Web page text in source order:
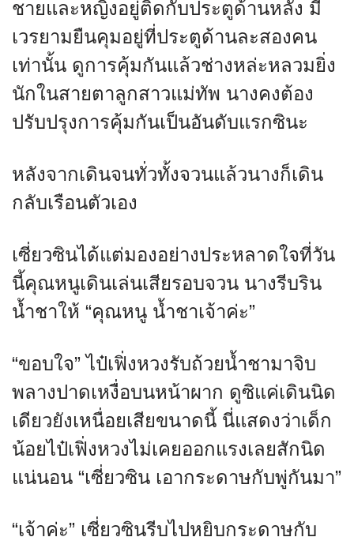
ชายและหญิงอยู่ติดกับประตูด้านหลัง มี
เวรยามยืนคุมอยู่ที่ประตูด้านละสองคน
เท่านั้น ดูการคุ้มกันแล้วช่างหล่ะหลวมยิ่ง
นักในสายตาลูกสาวแม่ทัพ นางคงต้อง
ปรับปรุงการคุ้มกันเป็นอันดับแรกซินะ
หลังจากเดินจนทั่วทั้งจวนแล้วนางก็เดิน
กลับเรือนตัวเอง
เซี่ยวซินได้แต่มองอย่างประหลาดใจที่วัน
นี้คุณหนูเดินเล่นเสียรอบจวน นางรีบริน
น้ำชาให้ “คุณหนู น้ำชาเจ้าค่ะ”
“ขอบใจ” ไป๋เฟิ่งหวงรับถ้วยน้ำชามาจิบ
พลางปาดเหงื่อบนหน้าผาก ดูซิแค่เดินนิด
เดียวยังเหนื่อยเสียขนาดนี้ นี่แสดงว่าเด็ก
น้อยไป๋เฟิ่งหวงไม่เคยออกแรงเลยสักนิด
แน่นอน “เซี่ยวซิน เอากระดาษกับพู่กันมา”
“เจ้าค่ะ” เซี่ยวซินรีบไปหยิบกระดาษกับ